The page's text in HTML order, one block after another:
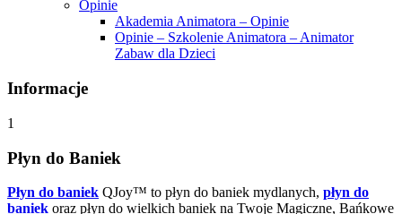
Opinie
Akademia Animatora – Opinie
Opinie – Szkolenie Animatora – Animator
Zabaw dla Dzieci
Informacje
1
Płyn do Baniek
Płyn do baniek QJoy™ to płyn do baniek mydlanych, płyn do
baniek oraz płyn do wielkich baniek na Twoje Magiczne, Bańkowe